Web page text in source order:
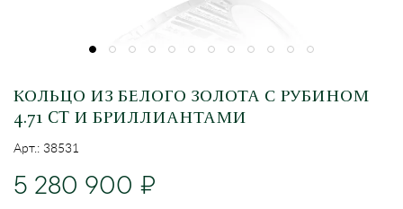
КОЛЬЦО ИЗ БЕЛОГО ЗОЛОТА С РУБИНОМ
4.71 CT И БРИЛЛИАНТАМИ
Арт.: 38531
5 280 900